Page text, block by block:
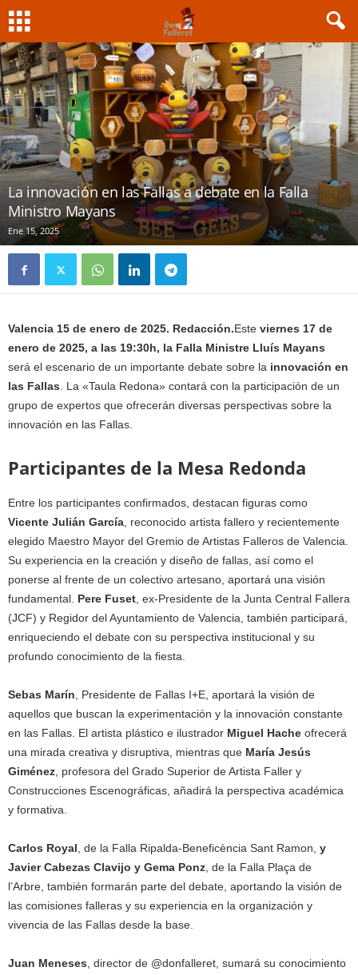
La innovación en las Fallas a debate en la Falla
Ministro Mayans
Ene 15, 2025
Valencia 15 de enero de 2025. Redacción.Este viernes 17 de
enero de 2025, a las 19:30h, la Falla Ministre Lluís Mayans
será el escenario de un importante debate sobre la innovación en
las Fallas. La «Taula Redona» contará con la participación de un
grupo de expertos que ofrecerán diversas perspectivas sobre la
innovación en las Fallas.
Participantes de la Mesa Redonda
Entre los participantes confirmados, destacan figuras como
Vicente Julián García, reconocido artista fallero y recientemente
elegido Maestro Mayor del Gremio de Artistas Falleros de Valencia.
Su experiencia en la creación y diseño de fallas, así como el
ponerse al frente de un colectivo artesano, aportará una visión
fundamental. Pere Fuset, ex-Presidente de la Junta Central Fallera
(JCF) y Regidor del Ayuntamiento de Valencia, también participará,
enriqueciendo el debate con su perspectiva institucional y su
profundo conocimiento de la fiesta.
Sebas Marín, Presidente de Fallas I+E, aportará la visión de
aquellos que buscan la experimentación y la innovación constante
en las Fallas. El artista plástico e ilustrador Miguel Hache ofrecerá
una mirada creativa y disruptiva, mientras que María Jesús
Giménez, profesora del Grado Superior de Artista Faller y
Construcciones Escenográficas, añadirá la perspectiva académica
y formativa.
Carlos Royal, de la Falla Ripalda-Beneficència Sant Ramon, y
Javier Cabezas Clavijo y Gema Ponz, de la Falla Plaça de
l’Arbre, también formarán parte del debate, aportando la visión de
las comisiones falleras y su experiencia en la organización y
vivencia de las Fallas desde la base.
Juan Meneses, director de @donfalleret, sumará su conocimiento